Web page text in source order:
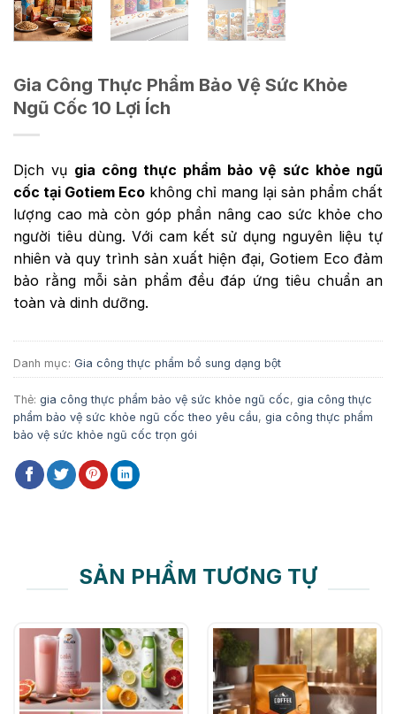
Gia Công Thực Phẩm Bảo Vệ Sức Khỏe
Ngũ Cốc 10 Lợi Ích
Dịch vụ gia công thực phẩm bảo vệ sức khỏe ngũ
cốc tại Gotiem Eco không chỉ mang lại sản phẩm chất
lượng cao mà còn góp phần nâng cao sức khỏe cho
người tiêu dùng. Với cam kết sử dụng nguyên liệu tự
nhiên và quy trình sản xuất hiện đại, Gotiem Eco đảm
bảo rằng mỗi sản phẩm đều đáp ứng tiêu chuẩn an
toàn và dinh dưỡng.
Danh mục: Gia công thực phẩm bổ sung dạng bột
Thẻ: gia công thực phẩm bảo vệ sức khỏe ngũ cốc, gia công thực
phẩm bảo vệ sức khỏe ngũ cốc theo yêu cầu, gia công thực phẩm
bảo vệ sức khỏe ngũ cốc trọn gói
SẢN PHẨM TƯƠNG TỰ